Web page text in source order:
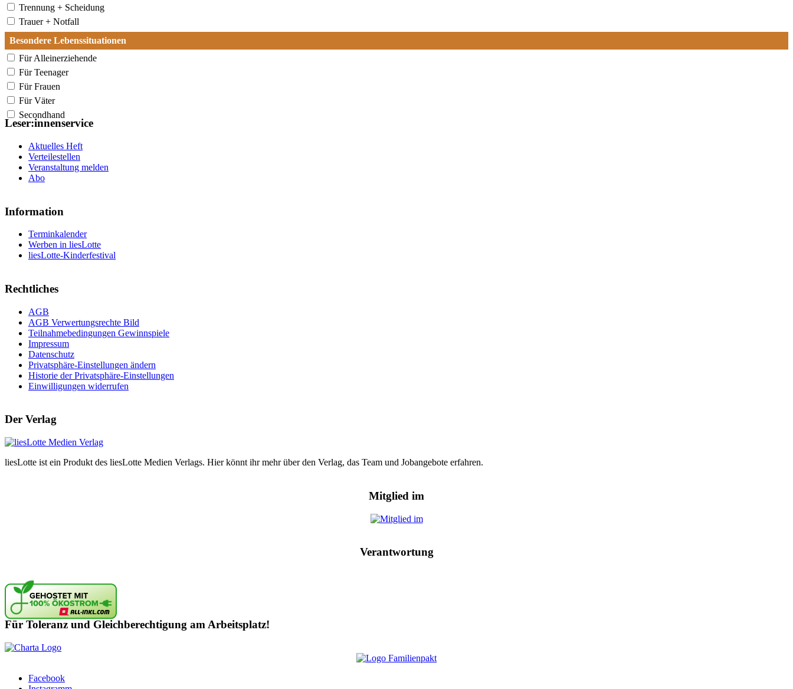
Trennung + Scheidung
Trauer + Notfall
Besondere Lebenssituationen
Für Alleinerziehende
Für Teenager
Für Frauen
Für Väter
Secondhand
Leser:innenservice
Aktuelles Heft
Verteilestellen
Veranstaltung melden
Abo
Information
Terminkalender
Werben in liesLotte
liesLotte-Kinderfestival
Rechtliches
AGB
AGB Verwertungsrechte Bild
Teilnahmebedingungen Gewinnspiele
Impressum
Datenschutz
Privatsphäre-Einstellungen ändern
Historie der Privatsphäre-Einstellungen
Einwilligungen widerrufen
Der Verlag
liesLotte ist ein Produkt des liesLotte Medien Verlags. Hier könnt ihr mehr über den Verlag, das Team und Jobangebote erfahren.
Mitglied im
Verantwortung
Für Toleranz und Gleichberechtigung am Arbeitsplatz!
Facebook